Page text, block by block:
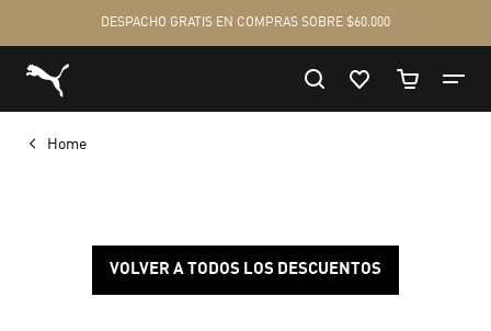
Home
VOLVER A TODOS LOS DESCUENTOS